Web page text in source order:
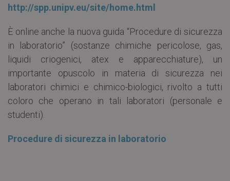
http://spp.unipv.eu/site/home.html
È online anche la nuova guida “Procedure di sicurezza
in laboratorio” (sostanze chimiche pericolose, gas,
liquidi criogenici, atex e apparecchiature), un
importante opuscolo in materia di sicurezza nei
laboratori chimici e chimico-biologici, rivolto a tutti
coloro che operano in tali laboratori (personale e
studenti).
Procedure di sicurezza in laboratorio